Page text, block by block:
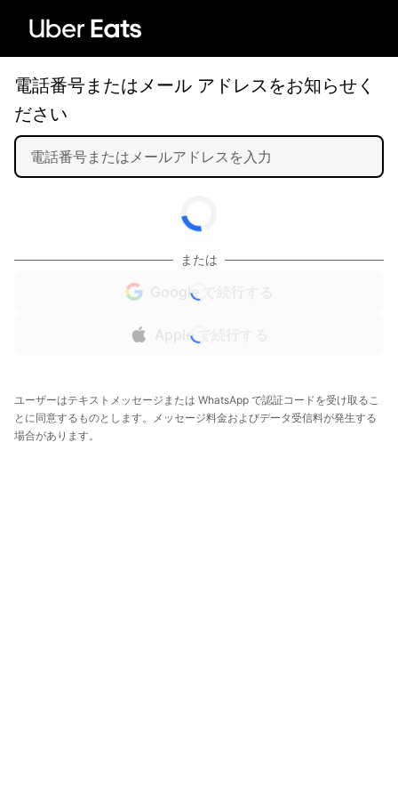
電話番号またはメール アドレスをお知らせく
ださい
または
Google で続行する
Apple で続行する
ユーザーはテキストメッセージまたは WhatsApp で認証コードを受け取るこ
とに同意するものとします。メッセージ料金およびデータ受信料が発生する
場合があります。